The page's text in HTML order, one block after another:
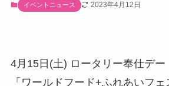
イベントニュース 2023年4月12日
4月15日(土) ロータリー奉仕デー
「ワールドフード+ふれあいフ